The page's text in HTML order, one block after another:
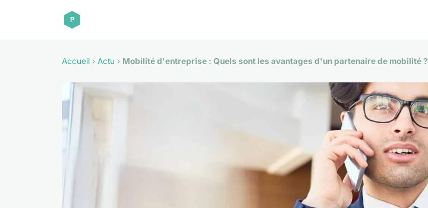
Accueil › Actu › Mobilité d'entreprise : Quels sont les avantages d'un partenaire de mobilité ?